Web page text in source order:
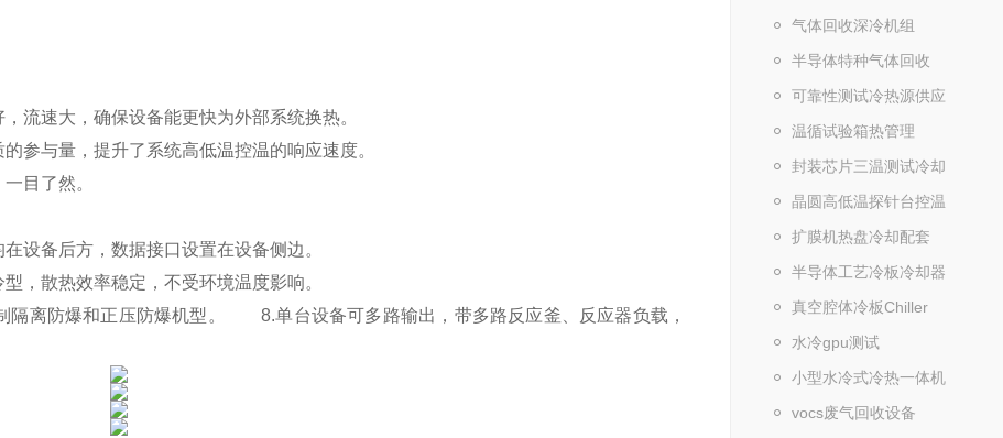
气体回收深冷机组
半导体特种气体回收
可靠性测试冷热源供应
温循试验箱热管理
封装芯片三温测试冷却
晶圆高低温探针台控温
扩膜机热盘冷却配套
半导体工艺冷板冷却器
真空腔体冷板Chiller
水冷gpu测试
小型水冷式冷热一体机
vocs废气回收设备
速大，确保设备能更快为外部系统换热。
与量，提升了系统高低温控温的响应速度。
目了然。
备后方，数据接口设置在设备侧边。
散热效率稳定，不受环境温度影响。
离防爆和正压防爆机型。
8.单台设备可多路输出，带多路反应釜、反应器负载，